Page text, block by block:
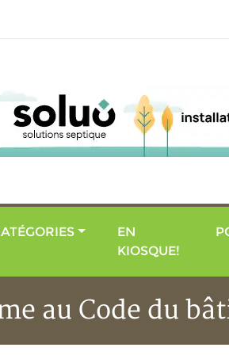
EN
KIOSQUE!
au Code du